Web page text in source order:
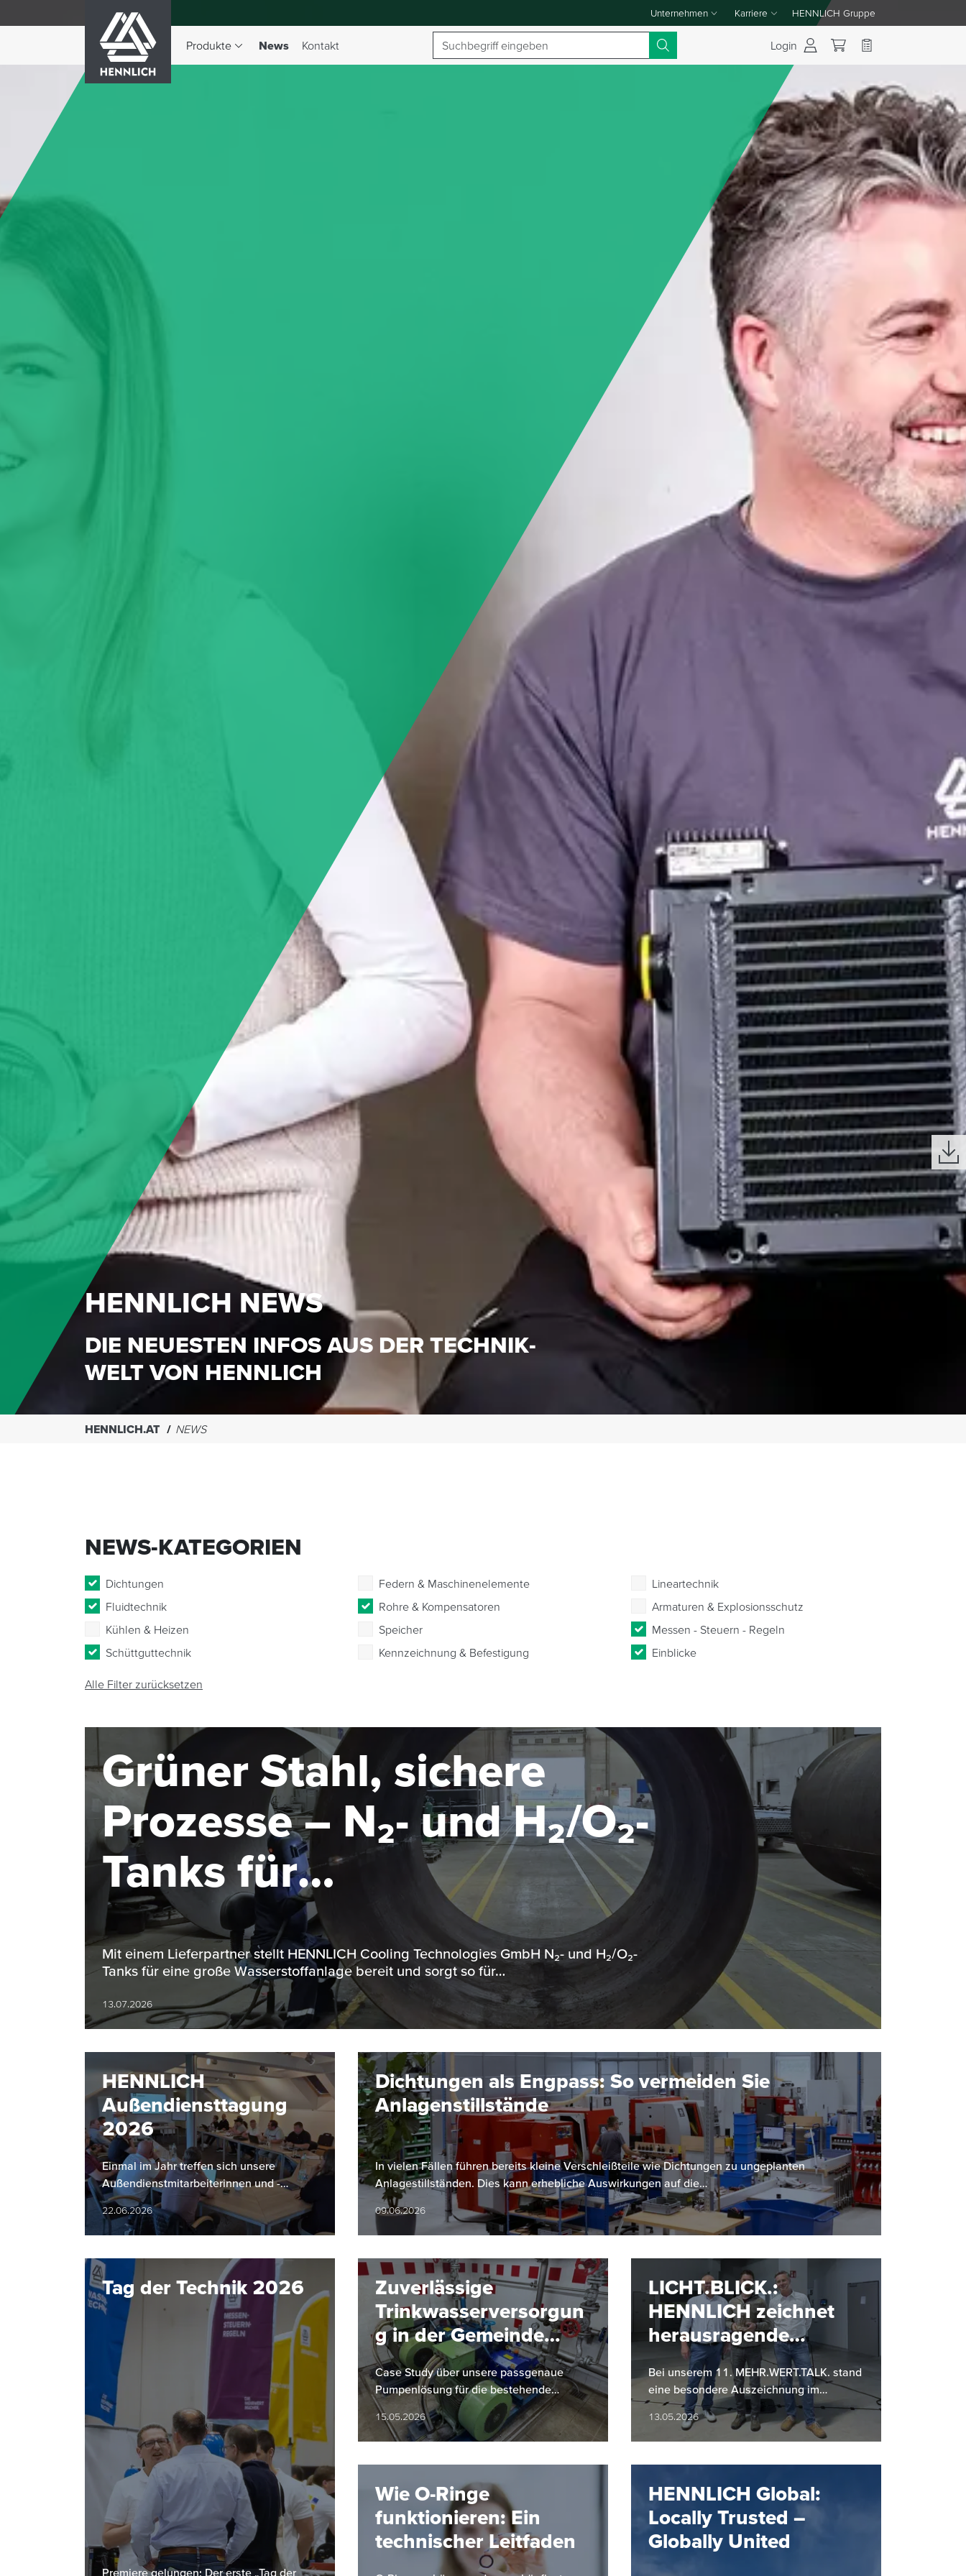
Unternehmen
Dropdown-Menü Unternehmen umschalten
Karriere
Dropdown-Menü Karriere umschalten
HENNLICH Gruppe
Produkte
Dropdown-Menü Produkte umschalten
News(aktiv)
Kontakt Suchbegriff Login
HENNLICH NEWS
DIE NEUESTEN INFOS AUS DER TECHNIK-
WELT VON HENNLICH
HENNLICH.AT NEWS
NEWS-KATEGORIEN
Dichtungen Federn & Maschinenelemente
Lineartechnik
Fluidtechnik
Rohre & Kompensatoren
Armaturen & Explosionsschutz
Kühlen & Heizen
Speicher
Messen - Steuern - Regeln
Schüttguttechnik
Kennzeichnung & Befestigung Einblicke
Alle Filter zurücksetzen
Grüner Stahl, sichere
Prozesse – N₂- und H₂/O₂-
Tanks für
Elektrolyseanlage im MW-
Bereich
Mit einem Lieferpartner stellt HENNLICH Cooling Technologies GmbH N₂- und H₂/O₂-
Tanks für eine große Wasserstoffanlage bereit und sorgt so für…
13.07.2026
HENNLICH
Außendiensttagung
2026
Einmal im Jahr treffen sich unsere
Außendienstmitarbeiterinnen und -
mitarbeiter zu einer gemeinsamen
Tagung. Dabei stehen der Rückblick auf
das…
22.06.2026
Dichtungen als Engpass: So vermeiden Sie
Anlagenstillstände
In vielen Fällen führen bereits kleine Verschleißteile wie Dichtungen zu ungeplanten
Anlagestillständen. Dies kann erhebliche Auswirkungen auf die…
09.06.2026
Tag der Technik 2026
Premiere gelungen: Der erste „Tag der
Zuverlässige
Trinkwasserversorgun
g in der Gemeinde
Hinterstoder
Case Study über unsere passgenaue
Pumpenlösung für die bestehende
Infrastruktur der Gemeinde Hinterstoder
15.05.2026
LICHT.BLICK.:
HENNLICH zeichnet
herausragende
Projekte aus
Bei unserem 11. MEHR.WERT.TALK. stand
eine besondere Auszeichnung im
Mittelpunkt: Zum ersten Mal wurde im
Zuge von LICHT.BLICK. eines von drei…
13.05.2026
Wie O-Ringe
funktionieren: Ein
technischer Leitfaden
HENNLICH Global:
Locally Trusted –
Globally United